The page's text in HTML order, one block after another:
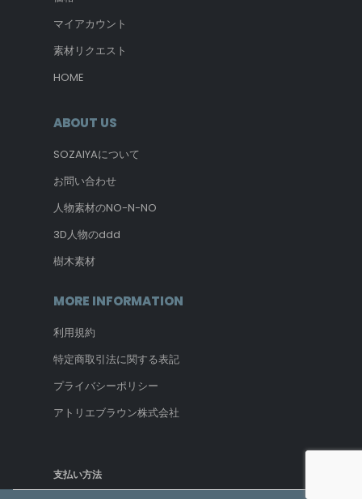
マイアカウント
素材リクエスト
HOME
ABOUT US
SOZAIYAについて
お問い合わせ
人物素材のNO-N-NO
3D人物のddd
樹木素材
MORE INFORMATION
利用規約
特定商取引法に関する表記
プライバシーポリシー
アトリエブラウン株式会社
支払い方法